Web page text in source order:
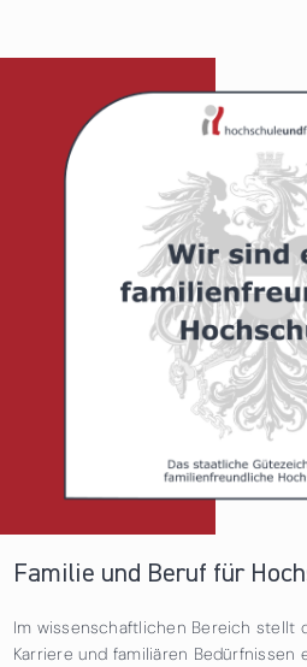
Familie und Beruf für
Im wissenschaftlichen Bereich stellt
Karriere und familiären